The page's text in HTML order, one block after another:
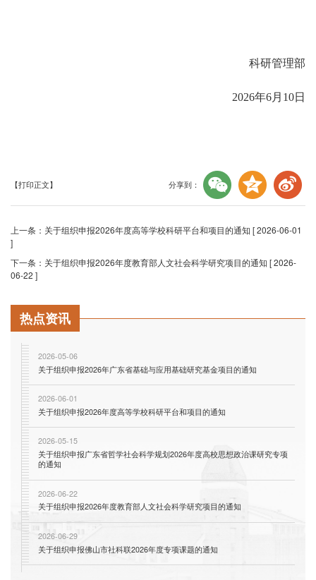
科研管理部
2026年6月10日
【打印正文】 分享到：
上一条： 关于组织申报2026年度高等学校科研平台和项目的通知 [ 2026-06-01
]
下一条： 关于组织申报2026年度教育部人文社会科学研究项目的通知 [ 2026-
06-22 ]
热点资讯
2026-05-06
关于组织申报2026年广东省基础与应用基础研究基金项目的通知
2026-06-01
关于组织申报2026年度高等学校科研平台和项目的通知
2026-05-15
关于组织申报广东省哲学社会科学规划2026年度高校思想政治课研究专项
的通知
2026-06-22
关于组织申报2026年度教育部人文社会科学研究项目的通知
2026-06-29
关于组织申报佛山市社科联2026年度专项课题的通知